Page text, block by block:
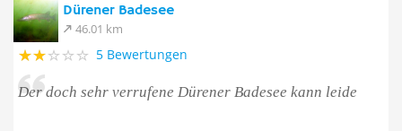
Dürener Badesee
46.01 km
5 Bewertungen
Der doch sehr verrufene Dürener Badesee kann leide